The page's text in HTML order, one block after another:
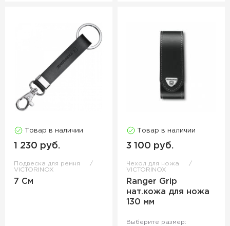
Товар в наличии
1 230 руб.
Подвеска для ремня
VICTORINOX
7 См
Товар в наличии
3 100 руб.
Чехол для ножа
VICTORINOX
Ranger Grip
нат.кожа для ножа
130 мм
Выберите размер: